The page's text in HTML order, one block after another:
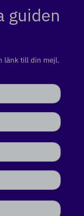
guiden
länk till din mejl.